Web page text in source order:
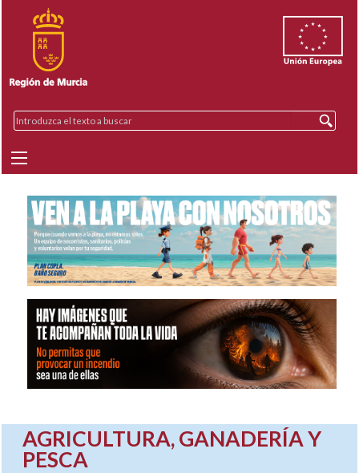
AGRICULTURA, GANADERÍA Y
PESCA